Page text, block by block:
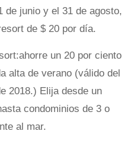
de junio y el 31 de agosto,
de $ 20 por día.
un 20 por ciento
alta de verano (válido del
2018.) Elija desde un
condominios de 3 o
al mar.